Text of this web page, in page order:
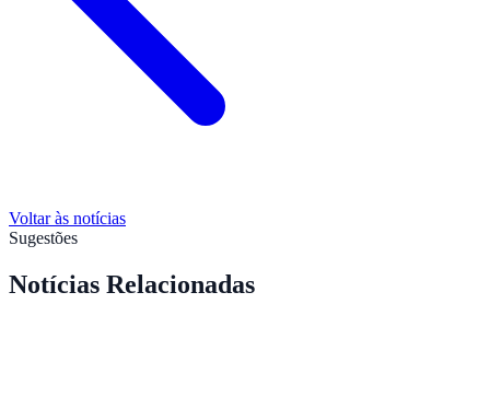
Voltar às notícias
Sugestões
Notícias Relacionadas